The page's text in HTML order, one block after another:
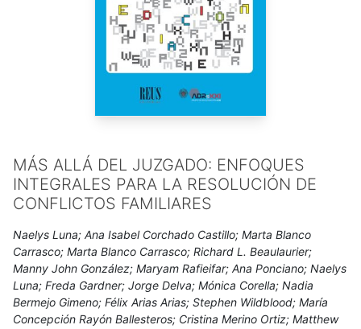
espiritualidad y roles parentales, al igual que los resultados de
salud mental en poblaciones heterogéneas y funcionamiento
psicosocial. La Dra. Luna obtuvo uno de los codiciados
puestos como Becaria del Consejo Americano de Educación
(ACE) para el periodo 2023-24 y fue nombrada Mujer
Hispana de Distinción del Sur de Florida en 2022, una de las
internacional mediante colaboraciones con la Universidad de
Valparaíso en Chile, la Universidad Complutense en España y
la Escuela de Economía y Ciencias Sociales en London.
MÁS ALLÁ DEL JUZGADO: ENFOQUES
INTEGRALES PARA LA RESOLUCIÓN DE
CONFLICTOS FAMILIARES
Naelys Luna; Ana Isabel Corchado Castillo; Marta Blanco
Carrasco; Marta Blanco Carrasco; Richard L. Beaulaurier;
Manny John González; Maryam Rafieifar; Ana Ponciano; Naelys
Luna; Freda Gardner; Jorge Delva; Mónica Corella; Nadia
Bermejo Gimeno; Félix Arias Arias; Stephen Wildblood; María
Concepción Rayón Ballesteros; Cristina Merino Ortiz; Matthew